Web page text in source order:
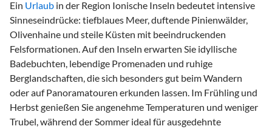
Ein Urlaub in der Region Ionische Inseln bedeutet intensive
Sinneseindrücke: tiefblaues Meer, duftende Pinienwälder,
Olivenhaine und steile Küsten mit beeindruckenden
Felsformationen. Auf den Inseln erwarten Sie idyllische
Badebuchten, lebendige Promenaden und ruhige
Berglandschaften, die sich besonders gut beim Wandern
oder auf Panoramatouren erkunden lassen. Im Frühling und
Herbst genießen Sie angenehme Temperaturen und weniger
Trubel, während der Sommer ideal für ausgedehnte